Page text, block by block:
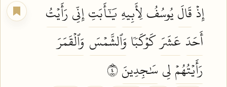
إِذۡقَالَيُوسُفُلِأَبِيهِ يَٰٓأَبَتِإِنِّي رَأَيۡتُ
أَحَدَ عَشَرَكَوۡكَبٗا وَٱلشَّمۡسَ وَٱلۡقَمَرَ
رَأَيۡتُهُمۡلِي سَٰجِدِينَ